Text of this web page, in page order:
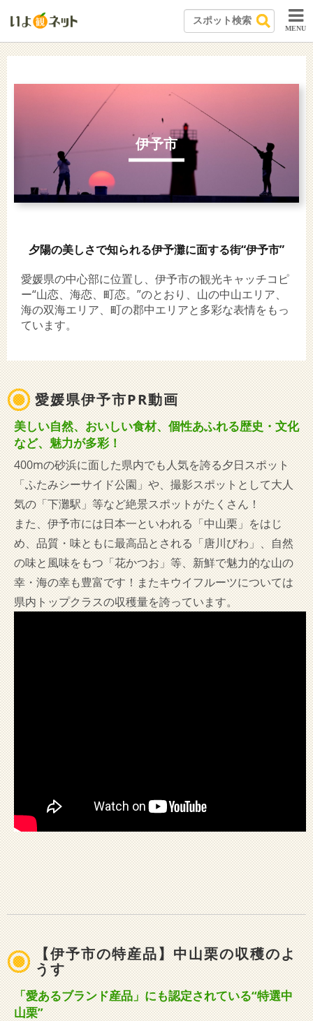
MENU
伊予市
夕陽の美しさで知られる伊予灘に面する街“伊予市”
愛媛県の中心部に位置し、伊予市の観光キャッチコピ
ー“山恋、海恋、町恋。”のとおり、山の中山エリア、
海の双海エリア、町の郡中エリアと多彩な表情をもっ
ています。
愛媛県伊予市PR動画
美しい自然、おいしい食材、個性あふれる歴史・文化
など、魅力が多彩！
400mの砂浜に面した県内でも人気を誇る夕日スポット
「ふたみシーサイド公園」や、撮影スポットとして大人
気の「下灘駅」等など絶景スポットがたくさん！
また、伊予市には日本一といわれる「中山栗」をはじ
め、品質・味ともに最高品とされる「唐川びわ」、自然
の味と風味をもつ「花かつお」等、新鮮で魅力的な山の
幸・海の幸も豊富です！またキウイフルーツについては
県内トップクラスの収穫量を誇っています。
【伊予市の特産品】中山栗の収穫のよ
うす
「愛あるブランド産品」にも認定されている“特選中
山栗”